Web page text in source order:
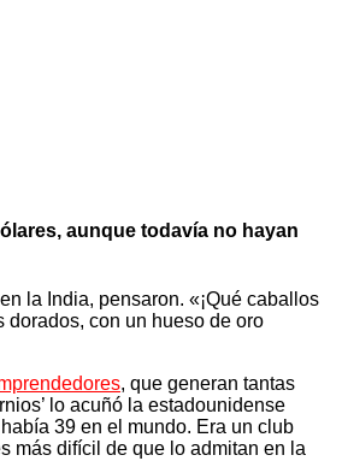
aunque todavía no hayan
la India, pensaron. «¡Qué caballos
dorados, con un hueso de oro
, que generan tantas
lo acuñó la estadounidense
39 en el mundo. Era un club
más difícil de que lo admitan en la